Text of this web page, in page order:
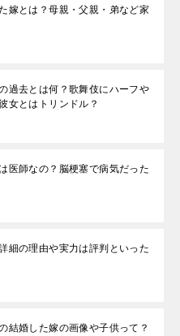
嫁とは？母親・父親・弟など家
過去とは何？歌舞伎にハーフや
女とはトリンドル？
医師なの？脳梗塞で病気だった
細の理由や実力は評判といった
結婚した嫁の画像や子供って？